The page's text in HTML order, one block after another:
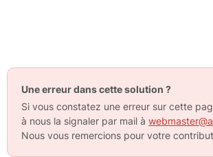
Une erreur dans cette solution ?
Si vous constatez une erreur sur cette
à nous la signaler par mail à
Nous vous remercions pour votre